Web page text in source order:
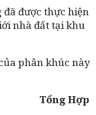
đã được thực hiện
nhà đất tại khu
phân khúc này
Tổng Hợp